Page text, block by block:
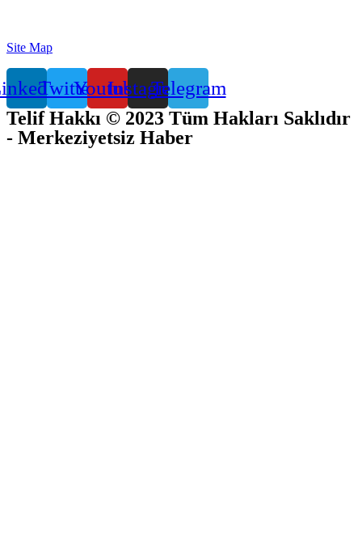
Site Map
TwitterYoutubeInstagramTelegram
Telif Hakkı © 2023 Tüm Hakları Saklıdır
- Merkeziyetsiz Haber